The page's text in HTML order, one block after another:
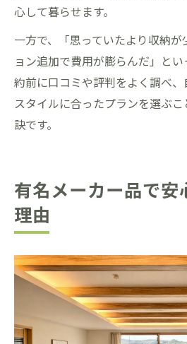
心して暮らせます。
一方で、「思っていたより収納
ョン追加で費用が膨らんだ」と
約前に口コミや評判をよく調べ
スタイルに合ったプランを選ぶ
訣です。
有名メーカー品で安
理由